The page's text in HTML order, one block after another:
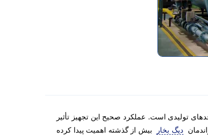
تولیدی است. عملکرد صحیح این تجهیز تأثیر
دیگ بخار
بیش از گذشته اهمیت پیدا کرده